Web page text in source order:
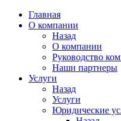
Главная
О компании
Назад
О компании
Руководство
Наши партнеры
Услуги
Назад
Услуги
Юридические